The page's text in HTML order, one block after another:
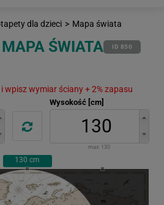
dla dzieci > Mapa świata
ŚWIATA ID 850
wpisz wymiar ściany + 2% zapasu
Wysokość [cm]
max: 130
130 cm